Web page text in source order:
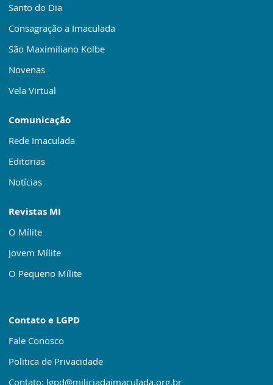
Santo do Dia
Consagração a Imaculada
São Maximiliano Kolbe
Novenas
Vela Virtual
Comunicação
Rede Imaculada
Editorias
Notícias
Revistas MI
O Mílite
Jovem Mílite
O Pequeno Mílite
Contato e LGPD
Fale Conosco
Politica de Privacidade
Contato: lgpd@miliciadaimaculada.org.br